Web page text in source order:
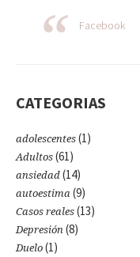
Facebook
CATEGORIAS
adolescentes (1)
Adultos (61)
ansiedad (14)
autoestima (9)
Casos reales (13)
Depresión (8)
Duelo (1)